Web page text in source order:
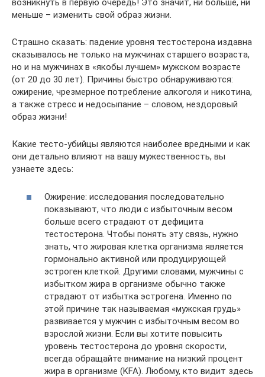
возникнуть в первую очередь! Это значит, ни больше, ни
меньше – изменить свой образ жизни.
Страшно сказать: падение уровня тестостерона издавна
сказывалось не только на мужчинах старшего возраста,
но и на мужчинах в «якобы лучшем» мужском возрасте
(от 20 до 30 лет). Причины быстро обнаруживаются:
ожирение, чрезмерное потребление алкоголя и никотина,
а также стресс и недосыпание – словом, нездоровый
образ жизни!
Какие тесто-убийцы являются наиболее вредными и как
они детально влияют на вашу мужественность, вы
узнаете здесь:
Ожирение: исследования последовательно
показывают, что люди с избыточным весом
больше всего страдают от дефицита
тестостерона. Чтобы понять эту связь, нужно
знать, что жировая клетка организма является
гормонально активной или продуцирующей
эстроген клеткой. Другими словами, мужчины с
избытком жира в организме обычно также
страдают от избытка эстрогена. Именно по
этой причине так называемая «мужская грудь»
развивается у мужчин с избыточным весом во
взрослой жизни. Если вы хотите повысить
уровень тестостерона до уровня скорости,
всегда обращайте внимание на низкий процент
жира в организме (KFA). Любому, кто видит здесь